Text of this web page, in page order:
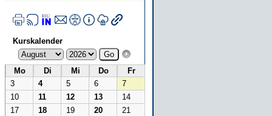
Kurskalender
Mo Di Mi Do
Fr
3
4 5 6
7
10
11 12 13
14
17
18 19 20
21